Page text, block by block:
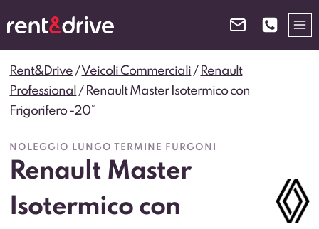
al
contenuto
Rent&Drive /Veicoli Commerciali / Renault
Professional / Renault Master Isotermico con
Frigorifero -20°
NOLEGGIO LUNGO TERMINE FURGONI
Renault Master
Isotermico con